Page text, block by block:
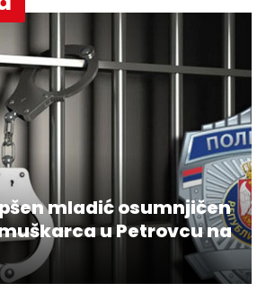
mladić osumnjičen
u Petrovcu na